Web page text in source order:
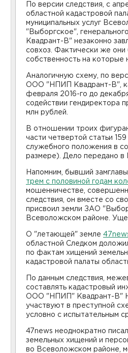
По версии следствия, с
областной кадастровой
муниципальных услуг
"Выборгское",
Квадрант-В" незаконно
совхоз. Фактически же они
собственность на которые
Аналогичную схему, по
ООО "НПИП Квадрант-В",
февраля 2016-го до
содействии гендиректора
млн рублей.
В отношении троих
части четвертой статьи
служебного положения в
размере). Дело передано в
Напомним, бывший
трем с половиной годам
мошенничестве,
следствия, он вместе со
присвоил земли ЗАО
Всеволожском районе.
О "летающей" земле
областной Следком
по фактам хищений
кадастровой палаты
По данным следствия,
составлять кадастровый
ООО "НПИП" Квадрант-В"
участвуют в преступной
условно с испытательным
47news неоднократно
земельных хищений и
во Всеволожском районе,